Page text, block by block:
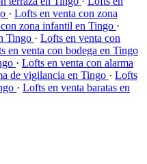
· Lofts en venta con zona
zona infantil en Tingo ·
Tingo · Lofts en venta con
en venta con bodega en Tingo
· Lofts en venta con alarma
de vigilancia en Tingo · Lofts
· Lofts en venta baratas en